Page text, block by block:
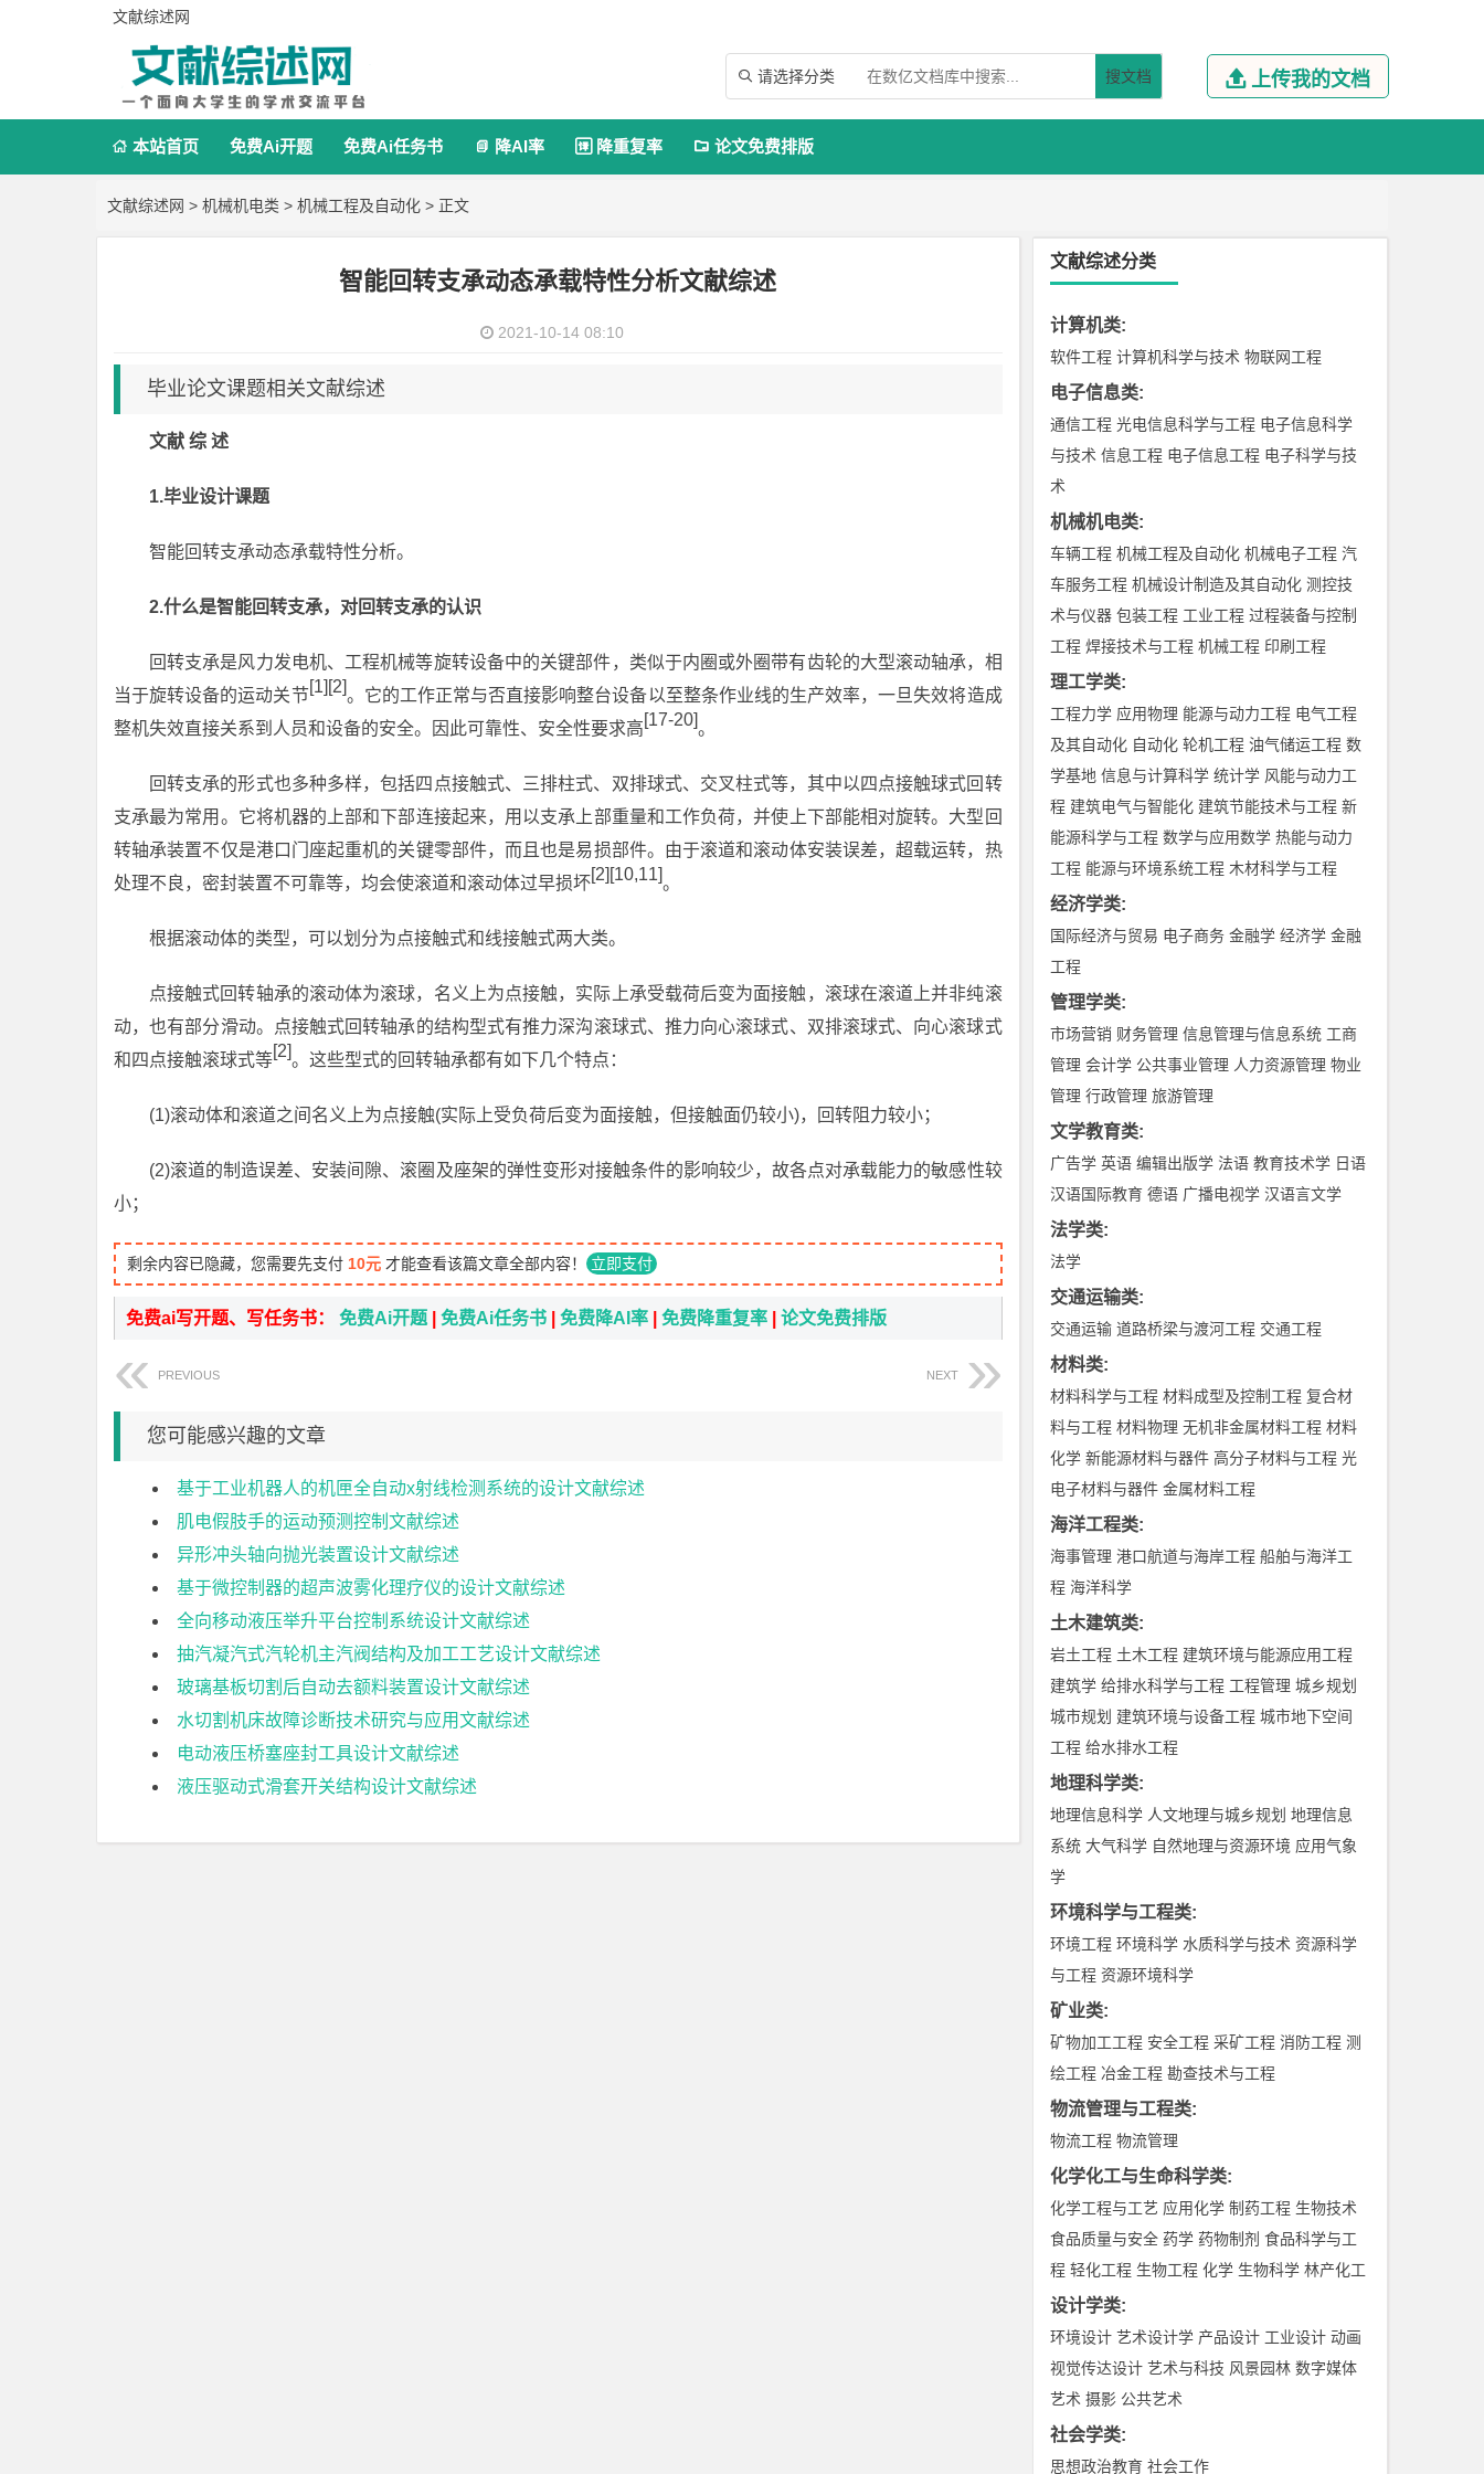
文献综述网
 请选择分类 搜文档  上传我的文档
 本站首页 免费Ai开题 免费Ai任务书  降AI率  降重复率  论文免费排版
文献综述网 > 机械机电类 > 机械工程及自动化 > 正文
智能回转支承动态承载特性分析文献综述
2021-10-14 08:10
毕业论文课题相关文献综述
文献 综 述
1.毕业设计课题
智能回转支承动态承载特性分析。
2.什么是智能回转支承，对回转支承的认识
回转支承是风力发电机、工程机械等旋转设备中的关键部件，类似于内圈或外圈带有齿轮的大型滚动轴承，相
当于旋转设备的运动关节[1][2]。它的工作正常与否直接影响整台设备以至整条作业线的生产效率，一旦失效将造成
整机失效直接关系到人员和设备的安全。因此可靠性、安全性要求高[17-20]。
回转支承的形式也多种多样，包括四点接触式、三排柱式、双排球式、交叉柱式等，其中以四点接触球式回转
支承最为常用。它将机器的上部和下部连接起来，用以支承上部重量和工作负荷，并使上下部能相对旋转。大型回
转轴承装置不仅是港口门座起重机的关键零部件，而且也是易损部件。由于滚道和滚动体安装误差，超载运转，热
处理不良，密封装置不可靠等，均会使滚道和滚动体过早损坏[2][10,11]。
根据滚动体的类型，可以划分为点接触式和线接触式两大类。
点接触式回转轴承的滚动体为滚球，名义上为点接触，实际上承受载荷后变为面接触，滚球在滚道上并非纯滚
动，也有部分滑动。点接触式回转轴承的结构型式有推力深沟滚球式、推力向心滚球式、双排滚球式、向心滚球式
和四点接触滚球式等[2]。这些型式的回转轴承都有如下几个特点：
(1)滚动体和滚道之间名义上为点接触(实际上受负荷后变为面接触，但接触面仍较小)，回转阻力较小；
(2)滚道的制造误差、安装间隙、滚圈及座架的弹性变形对接触条件的影响较少，故各点对承载能力的敏感性较
小；
剩余内容已隐藏，您需要先支付 10元 才能查看该篇文章全部内容！ 立即支付
免费ai写开题、写任务书： 免费Ai开题 免费Ai任务书 免费降AI率 免费降重复率 论文免费排版
PREVIOUS NEXT
您可能感兴趣的文章
基于工业机器人的机匣全自动x射线检测系统的设计文献综述
肌电假肢手的运动预测控制文献综述
异形冲头轴向抛光装置设计文献综述
基于微控制器的超声波雾化理疗仪的设计文献综述
全向移动液压举升平台控制系统设计文献综述
抽汽凝汽式汽轮机主汽阀结构及加工工艺设计文献综述
玻璃基板切割后自动去额料装置设计文献综述
水切割机床故障诊断技术研究与应用文献综述
电动液压桥塞座封工具设计文献综述
液压驱动式滑套开关结构设计文献综述
文献综述分类
计算机类:
软件工程 计算机科学与技术 物联网工程
电子信息类:
通信工程 光电信息科学与工程 电子信息科学
与技术 信息工程 电子信息工程 电子科学与技
术
机械机电类:
车辆工程 机械工程及自动化 机械电子工程 汽
车服务工程 机械设计制造及其自动化 测控技
术与仪器 包装工程 工业工程 过程装备与控制
工程 焊接技术与工程 机械工程 印刷工程
理工学类:
工程力学 应用物理 能源与动力工程 电气工程
及其自动化 自动化 轮机工程 油气储运工程 数
学基地 信息与计算科学 统计学 风能与动力工
程 建筑电气与智能化 建筑节能技术与工程 新
能源科学与工程 数学与应用数学 热能与动力
工程 能源与环境系统工程 木材科学与工程
经济学类:
国际经济与贸易 电子商务 金融学 经济学 金融
工程
管理学类:
市场营销 财务管理 信息管理与信息系统 工商
管理 会计学 公共事业管理 人力资源管理 物业
管理 行政管理 旅游管理
文学教育类:
广告学 英语 编辑出版学 法语 教育技术学 日语
汉语国际教育 德语 广播电视学 汉语言文学
法学类:
法学
交通运输类:
交通运输 道路桥梁与渡河工程 交通工程
材料类:
材料科学与工程 材料成型及控制工程 复合材
料与工程 材料物理 无机非金属材料工程 材料
化学 新能源材料与器件 高分子材料与工程 光
电子材料与器件 金属材料工程
海洋工程类:
海事管理 港口航道与海岸工程 船舶与海洋工
程 海洋科学
土木建筑类:
岩土工程 土木工程 建筑环境与能源应用工程
建筑学 给排水科学与工程 工程管理 城乡规划
城市规划 建筑环境与设备工程 城市地下空间
工程 给水排水工程
地理科学类:
地理信息科学 人文地理与城乡规划 地理信息
系统 大气科学 自然地理与资源环境 应用气象
学
环境科学与工程类:
环境工程 环境科学 水质科学与技术 资源科学
与工程 资源环境科学
矿业类:
矿物加工工程 安全工程 采矿工程 消防工程 测
绘工程 冶金工程 勘查技术与工程
物流管理与工程类:
物流工程 物流管理
化学化工与生命科学类:
化学工程与工艺 应用化学 制药工程 生物技术
食品质量与安全 药学 药物制剂 食品科学与工
程 轻化工程 生物工程 化学 生物科学 林产化工
设计学类:
环境设计 艺术设计学 产品设计 工业设计 动画
视觉传达设计 艺术与科技 风景园林 数字媒体
艺术 摄影 公共艺术
社会学类:
思想政治教育 社会工作